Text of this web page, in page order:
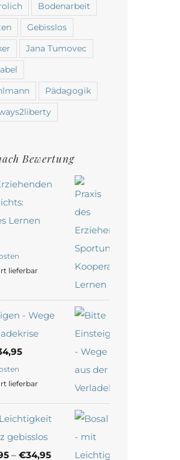
Bodenarbeit
Gebisslos
Jana Tumovec
Pädagogik
Bewertung
Lernen
lieferbar
- Wege
lieferbar
gebisslos
–€34,95